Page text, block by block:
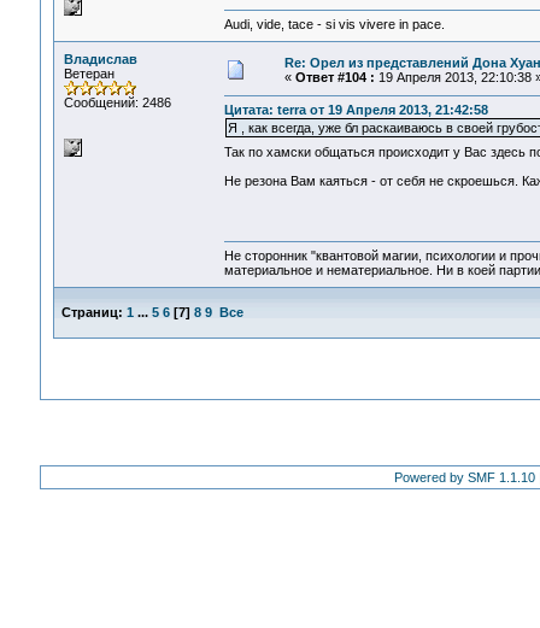
Audi, vide, tace - si vis vivere in pace.
Владислав
Ветеран
Сообщений: 2486
Re: Орел из представлений Дона
« Ответ #104 : 19 Апреля 2013, 22:10:38
Цитата: terra от 19 Апреля 2013, 21:42:58
Я , как всегда, уже бл раскаиваюсь в своей
Так по хамски общаться происходит у Вас здесь
Не резона Вам каяться - от себя не скроешься.
Не сторонник "квантовой магии, психологии и
материальное и нематериальное. Ни в коей
Страниц: 1 ... 5 6[7] 8 9 Все
Powered by SMF 1.1.10